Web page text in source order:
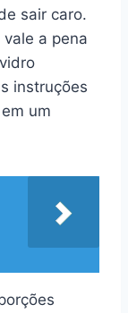
sair caro.
a pena
instruções
um